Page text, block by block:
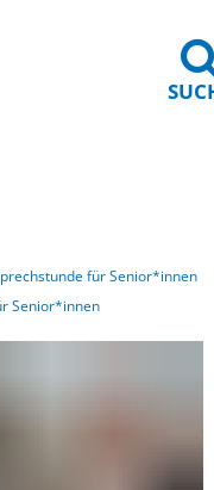
für Senior*innen
Senior*innen